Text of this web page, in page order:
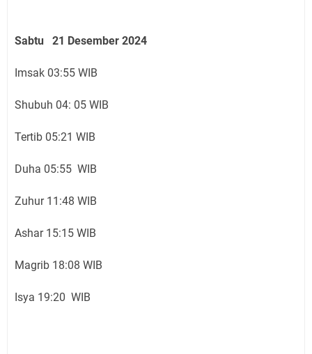
Sabtu 21 Desember 2024
Imsak 03:55 WIB
Shubuh 04: 05 WIB
Tertib 05:21 WIB
Duha 05:55 WIB
Zuhur 11:48 WIB
Ashar 15:15 WIB
Magrib 18:08 WIB
Isya 19:20 WIB